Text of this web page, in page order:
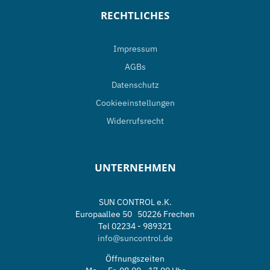
RECHTLICHES
Impressum
AGBs
Datenschutz
Cookieeinstellungen
Widerrufsrecht
UNTERNEHMEN
SUN CONTROL e.K.
Europaallee 50 50226 Frechen
Tel 02234 - 989321
info@suncontrol.de
Öffnungszeiten